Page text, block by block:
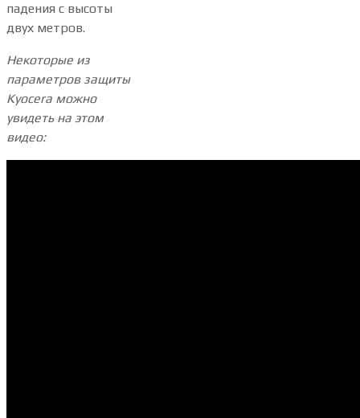
падения с высоты
двух метров.
Некоторые из
параметров защиты
Kyocera можно
увидеть на этом
видео: